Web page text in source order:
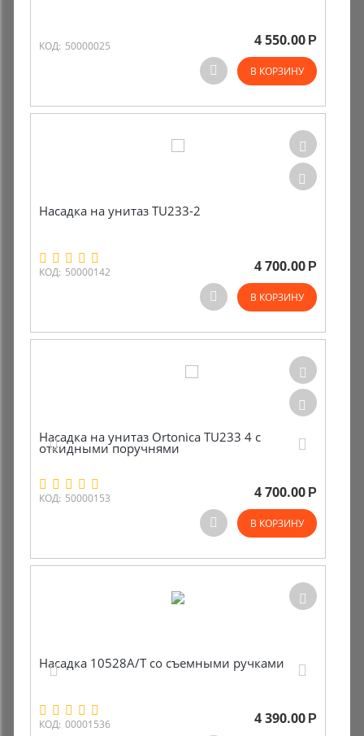
КОД: 50000025 4 550.00 Р
В КОРЗИНУ
Насадка на унитаз TU233-2
КОД: 50000142 4 700.00 Р
В КОРЗИНУ
Насадка на унитаз Ortonica TU233 4 c
откидными поручнями
КОД: 50000153 4 700.00 Р
В КОРЗИНУ
Насадка 10528А/Т со съемными ручками
КОД: 00001536 4 390.00 Р